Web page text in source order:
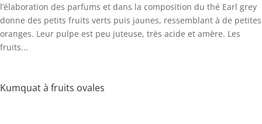
l’élaboration des parfums et dans la composition du thé Earl grey
donne des petits fruits verts puis jaunes, ressemblant à de petites
oranges. Leur pulpe est peu juteuse, très acide et amère. Les
fruits...
Kumquat à fruits ovales